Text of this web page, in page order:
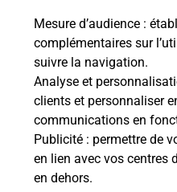
Mesure d’audience :
complémentaires sur
suivre la navigation.
Analyse et
clients et personnaliser
communications en
Publicité : permettre de
en lien avec vos centres
en dehors.
Est-ce que je peux
numéro de mobile
Est-ce que je peux
avec La Poste
Est-ce que je peux
à l’étranger avec La